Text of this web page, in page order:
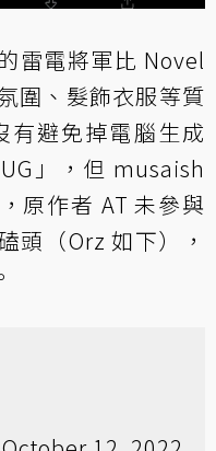
雷電將軍比 Novel
圍、髮飾衣服等質
有避免掉電腦生成
」，但 musaish
原作者 AT 未參與
頭（Orz 如下），